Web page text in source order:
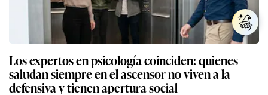
Los expertos en psicología coinciden: quienes
saludan siempre en el ascensor no viven a la
defensiva y tienen apertura social